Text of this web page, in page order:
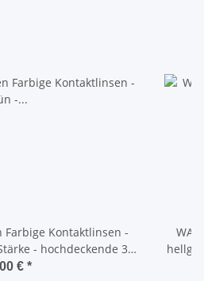
Farbige Kontaktlinsen -
€ *
hellgrau - mit und ohne Stärke